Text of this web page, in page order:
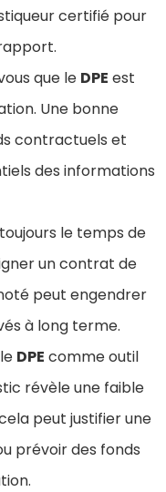
certifié pour
que le DPE est
Une bonne
contractuels et
des informations
le temps de
un contrat de
peut engendrer
à long terme.
DPE comme outil
révèle une faible
peut justifier une
prévoir des fonds